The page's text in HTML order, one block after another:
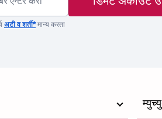
अटी व शर्ती*मान्य करता